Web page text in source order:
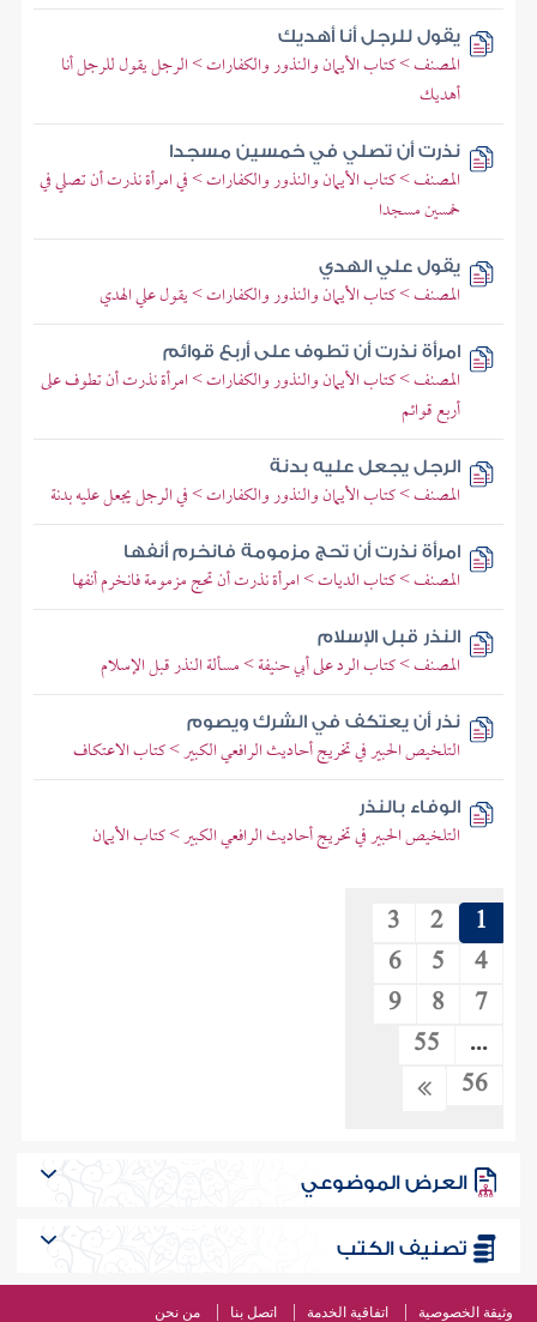
يقول للرجل أنا أهديك
المصنف > كتاب الأيمان والنذور والكفارات > الرجل يقول للرجل أنا
أهديك
نذرت أن تصلي في خمسين مسجدا
المصنف > كتاب الأيمان والنذور والكفارات > في امرأة نذرت أن تصلي في
خمسين مسجدا
يقول علي الهدي
المصنف > كتاب الأيمان والنذور والكفارات > يقول علي الهدي
امرأة نذرت أن تطوف على أربع قوائم
المصنف > كتاب الأيمان والنذور والكفارات > امرأة نذرت أن تطوف على
أربع قوائم
الرجل يجعل عليه بدنة
المصنف > كتاب الأيمان والنذور والكفارات > في الرجل يجعل عليه بدنة
امرأة نذرت أن تحج مزمومة فانخرم أنفها
المصنف > كتاب الديات > امرأة نذرت أن تحج مزمومة فانخرم أنفها
النذر قبل الإسلام
المصنف > كتاب الرد على أبي حنيفة > مسألة النذر قبل الإسلام
نذر أن يعتكف في الشرك ويصوم
التلخيص الحبير في تخريج أحاديث الرافعي الكبير > كتاب الاعتكاف
الوفاء بالنذر
التلخيص الحبير في تخريج أحاديث الرافعي الكبير > كتاب الأيمان
1
2
3
4
5
6
7
8
9
...
55
56
العرض الموضوعي
تصنيف الكتب
وثيقة الخصوصية اتفاقية الخدمة اتصل بنا من نحن